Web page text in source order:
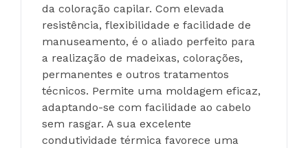
da coloração capilar. Com elevada
resistência, flexibilidade e facilidade de
manuseamento, é o aliado perfeito para
a realização de madeixas, colorações,
permanentes e outros tratamentos
técnicos. Permite uma moldagem eficaz,
adaptando-se com facilidade ao cabelo
sem rasgar. A sua excelente
condutividade térmica favorece uma